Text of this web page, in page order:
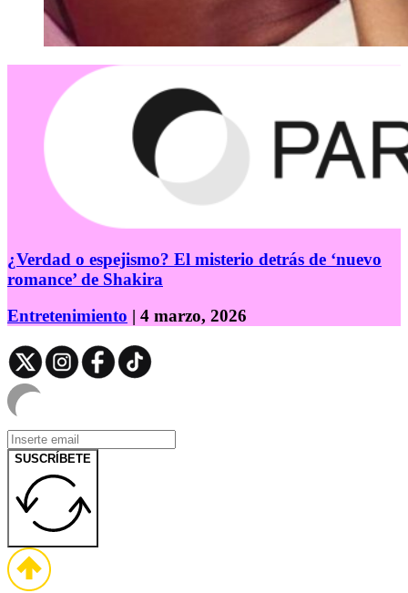
¿Verdad o espejismo? El misterio detrás de ‘nuevo
romance’ de Shakira
Entretenimiento | 4 marzo, 2026
SUSCRÍBETE